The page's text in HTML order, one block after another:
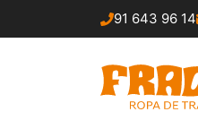
91 643 96 14